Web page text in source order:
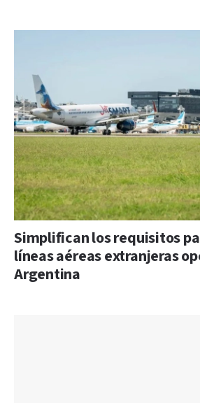
Simplifican los requisitos
líneas aéreas extranjeras
Argentina